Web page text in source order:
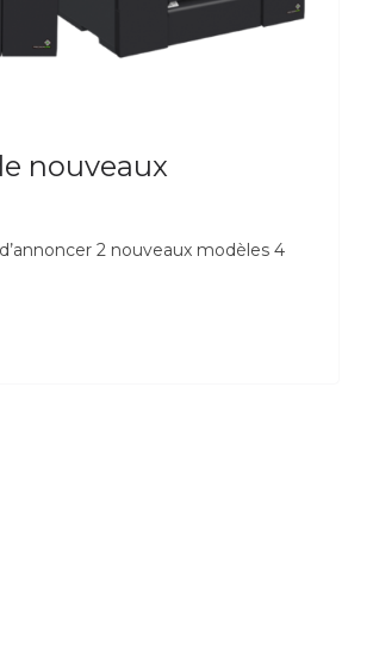
nouveaux
2 nouveaux modèles 4